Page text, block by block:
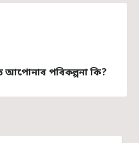
পৰিকল্পনা কি?